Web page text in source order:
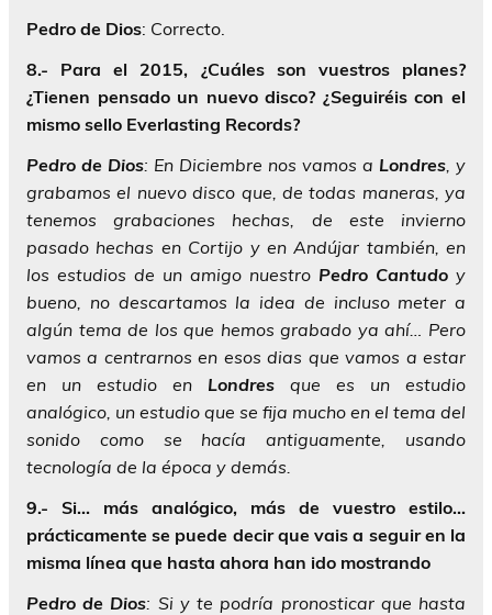
Pedro de Dios: Correcto.
8.- Para el 2015, ¿Cuáles son vuestros planes?
¿Tienen pensado un nuevo disco? ¿Seguiréis con el
mismo sello Everlasting Records?
Pedro de Dios: En Diciembre nos vamos a Londres , y
grabamos el nuevo disco que, de todas maneras, ya
tenemos grabaciones hechas, de este invierno
pasado hechas en Cortijo y en Andújar también, en
los estudios de un amigo nuestro Pedro Cantudo y
bueno, no descartamos la idea de incluso meter a
algún tema de los que hemos grabado ya ahí… Pero
vamos a centrarnos en esos dias que vamos a estar
en un estudio en Londres que es un estudio
analógico, un estudio que se fija mucho en el tema del
sonido como se hacía antiguamente, usando
tecnología de la época y demás.
9.- Si… más analógico, más de vuestro estilo…
prácticamente se puede decir que vais a seguir en la
misma línea que hasta ahora han ido mostrando
Pedro de Dios: Si y te podría pronosticar que hasta